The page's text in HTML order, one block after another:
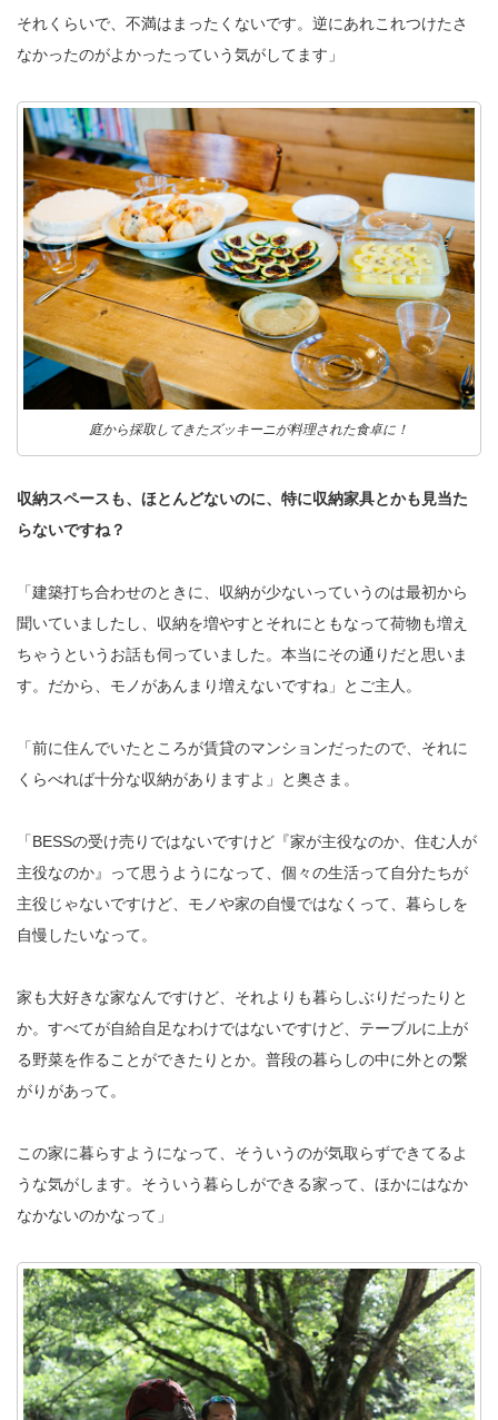
それくらいで、不満はまったくないです。逆にあれこれつけたさ
なかったのがよかったっていう気がしてます」
庭から採取してきたズッキーニが料理された食卓に！
収納スペースも、ほとんどないのに、特に収納家具とかも見当た
らないですね？
「建築打ち合わせのときに、収納が少ないっていうのは最初から
聞いていましたし、収納を増やすとそれにともなって荷物も増え
ちゃうというお話も伺っていました。本当にその通りだと思いま
す。だから、モノがあんまり増えないですね」とご主人。
「前に住んでいたところが賃貸のマンションだったので、それに
くらべれば十分な収納がありますよ」と奥さま。
「BESSの受け売りではないですけど『家が主役なのか、住む人が
主役なのか』って思うようになって、個々の生活って自分たちが
主役じゃないですけど、モノや家の自慢ではなくって、暮らしを
自慢したいなって。
家も大好きな家なんですけど、それよりも暮らしぶりだったりと
か。すべてが自給自足なわけではないですけど、テーブルに上が
る野菜を作ることができたりとか。普段の暮らしの中に外との繋
がりがあって。
この家に暮らすようになって、そういうのが気取らずできてるよ
うな気がします。そういう暮らしができる家って、ほかにはなか
なかないのかなって」